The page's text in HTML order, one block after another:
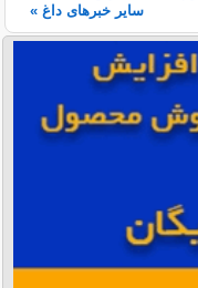
سایر خبرهای داغ »